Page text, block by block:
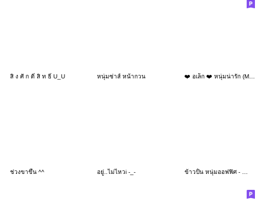
สิ่ ง ศั ก ดิ์ สิ ท ธิ์ U_U หนุ่มซ่าส์ หน้ากวน ❤️ อเล็ก ❤️ หนุ่มน่ารัก (Mini)
ช่วงขาขึ้น ^^ อยู่..ไม่ไหวi -_-